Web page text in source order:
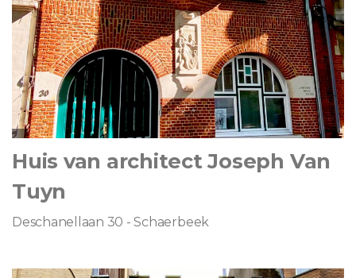
Huis van architect Joseph Van
Tuyn
Deschanellaan 30 - Schaerbeek